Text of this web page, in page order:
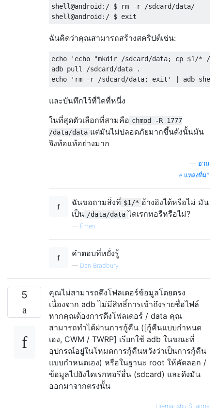
shell@android:/ $ rm -r /sdcard/data/
ฉันคิดว่าคุณสามารถสร้างสคริปต์เช่น:
echo 'echo "mkdir /sdcard/data; cp $1/
adb pull /sdcard/data .
และบันทึกไว้ที่ใดที่หนึ่ง
ในที่สุดตัวเลือกที่สามคือ chmod -R 1777
/data/data แต่มันไม่ปลอดภัยมากขึ้นดังนั้นมัน
จึงท้อแท้อย่างมาก
ฮวน
แหล่งที่มา
ฉันขอถามสิ่งที่ $1/* อ้างอิงได้หรือไม่ มัน
เป็น /data/data ไดเรกทอรีหรือไม่?
— Emen
คำตอบที่หยั่งรู้
— Dan Bradbury
5
คุณไม่สามารถดึงโฟลเดอร์ข้อมูลโดยตรง
เนื่องจาก adb ไม่มีสิทธิ์การเข้าถึงรายชื่อไฟล์
หากคุณต้องการดึงโฟลเดอร์ / data คุณ
สามารถทำได้ผ่านการกู้คืน ([กู้คืนแบบกำหนด
เอง, CWM / TWRP] เรียกใช้ adb ในขณะที่
อุปกรณ์อยู่ในโหมดการกู้คืนหวังว่าเป็นการกู้คืน
แบบกำหนดเอง) หรือในฐานะ root ให้คัดลอก /
ข้อมูลไปยังไดเรกทอรีอื่น (sdcard) และดึงมัน
ออกมาจากตรงนั้น
— Hiemanshu Sharma